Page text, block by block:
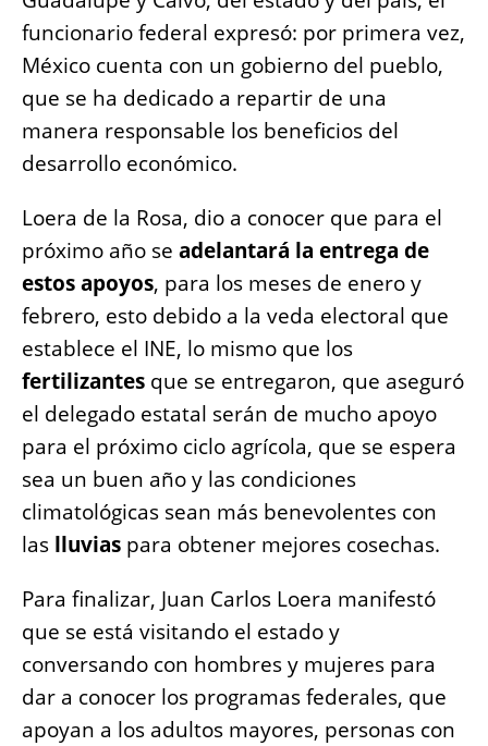
funcionario federal expresó: por primera vez,
México cuenta con un gobierno del pueblo,
que se ha dedicado a repartir de una
manera responsable los beneficios del
desarrollo económico.
Loera de la Rosa, dio a conocer que para el
próximo año se adelantará la entrega de
estos apoyos, para los meses de enero y
febrero, esto debido a la veda electoral que
establece el INE, lo mismo que los
fertilizantes que se entregaron, que aseguró
el delegado estatal serán de mucho apoyo
para el próximo ciclo agrícola, que se espera
sea un buen año y las condiciones
climatológicas sean más benevolentes con
las lluvias para obtener mejores cosechas.
Para finalizar, Juan Carlos Loera manifestó
que se está visitando el estado y
conversando con hombres y mujeres para
dar a conocer los programas federales, que
apoyan a los adultos mayores, personas con